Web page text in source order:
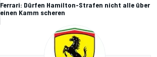
Ferrari: Dürfen Hamilton-Strafen nicht alle über
einen Kamm scheren